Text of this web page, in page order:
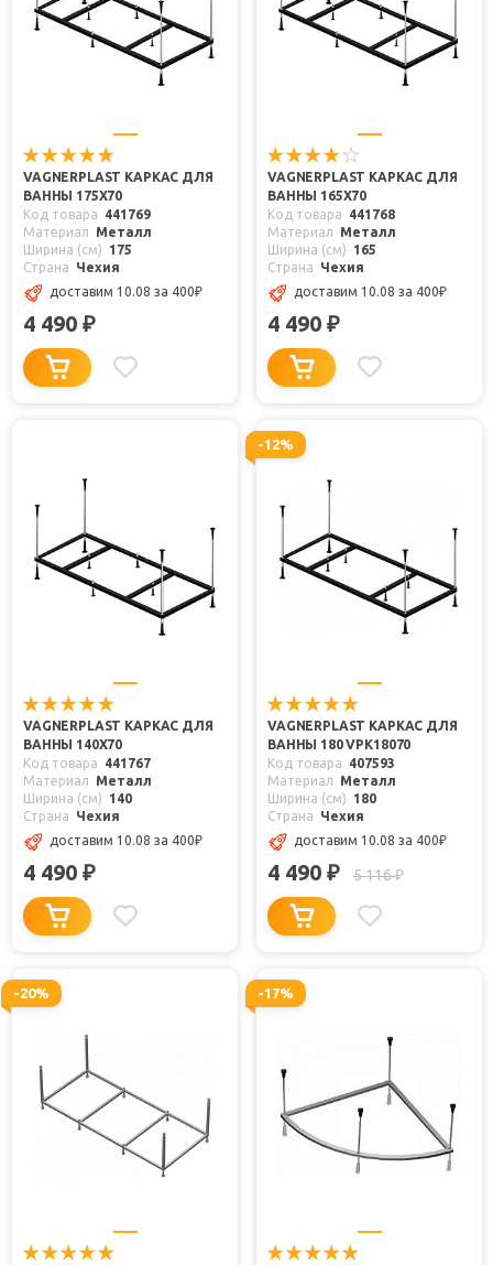
VAGNERPLAST КАРКАС ДЛЯ
ВАННЫ 175X70
Код товара
441769
Материал
Металл
Ширина (см)
175
Страна
Чехия
доставим 10.08 за 400₽
4 490 ₽
VAGNERPLAST КАРКАС ДЛЯ
ВАННЫ 165X70
Код товара
441768
Материал
Металл
Ширина (см)
165
Страна
Чехия
доставим 10.08 за 400₽
4 490 ₽
VAGNERPLAST КАРКАС ДЛЯ
ВАННЫ 140X70
Код товара
441767
Материал
Металл
Ширина (см)
140
Страна
Чехия
доставим 10.08 за 400₽
4 490 ₽
-12%
VAGNERPLAST КАРКАС ДЛЯ
ВАННЫ 180 VPK18070
Код товара
407593
Материал
Металл
Ширина (см)
180
Страна
Чехия
доставим 10.08 за 400₽
4 490 ₽ 5 116₽
-20% -17%